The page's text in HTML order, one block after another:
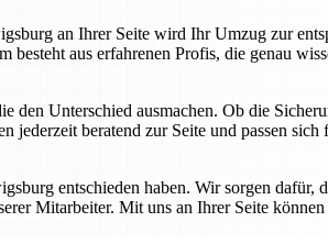
an Ihrer Seite wird Ihr Umzug zur
besteht aus erfahrenen Profis, die genau
Unterschied ausmachen. Ob die
beratend zur Seite und passen
entschieden haben. Wir sorgen dafür,
Mitarbeiter. Mit uns an Ihrer Seite